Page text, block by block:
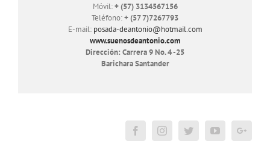
Móvil:+ (57) 3134567156
Teléfono:+ (57 7)7267793
E-mail: posada-deantonio@hotmail.com
www.suenosdeantonio.com
Dirección: Carrera 9 No. 4 -25
Barichara Santander